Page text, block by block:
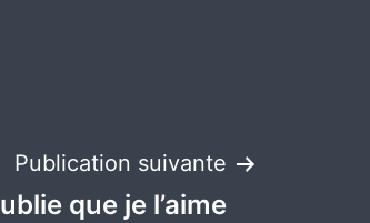
Publication suivante
que je l’aime